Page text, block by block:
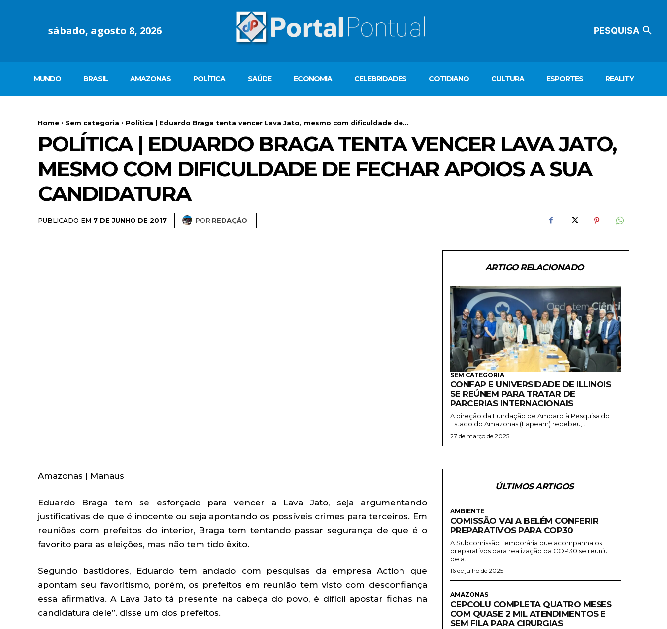
sábado, agosto 8, 2026 PESQUISA
MUNDO BRASIL AMAZONAS POLÍTICA SAÚDE ECONOMIA CELEBRIDADES COTIDIANO CULTURA ESPORTES REALITY
Home Sem categoria Política | Eduardo Braga tenta vencer Lava Jato, mesmo com dificuldade de...
POLÍTICA | EDUARDO BRAGA TENTA VENCER LAVA JATO,
MESMO COM DIFICULDADE DE FECHAR APOIOS A SUA
CANDIDATURA
PUBLICADO EM 7 DE JUNHO DE 2017 POR REDAÇÃO
ARTIGO RELACIONADO
SEM CATEGORIA
CONFAP E UNIVERSIDADE DE ILLINOIS
SE REÚNEM PARA TRATAR DE
PARCERIAS INTERNACIONAIS
A direção da Fundação de Amparo à Pesquisa do
Estado do Amazonas (Fapeam) recebeu,...
27 de março de 2025
Amazonas | Manaus
Eduardo Braga tem se esforçado para vencer a Lava Jato, seja argumentando
justificativas de que é inocente ou seja apontando os possíveis crimes para terceiros. Em
reuniões com prefeitos do interior, Braga tem tentando passar segurança de que é o
favorito para as eleições, mas não tem tido êxito.
Segundo bastidores, Eduardo tem andado com pesquisas da empresa Action que
apontam seu favoritismo, porém, os prefeitos em reunião tem visto com desconfiança
essa afirmativa. A Lava Jato tá presente na cabeça do povo, é difícil apostar fichas na
candidatura dele”. disse um dos prefeitos.
ÚLTIMOS ARTIGOS
AMBIENTE
COMISSÃO VAI A BELÉM CONFERIR
PREPARATIVOS PARA COP30
A Subcomissão Temporária que acompanha os
preparativos para realização da COP30 se reuniu
pela...
16 de julho de 2025
AMAZONAS
CEPCOLU COMPLETA QUATRO MESES
COM QUASE 2 MIL ATENDIMENTOS E
SEM FILA PARA CIRURGIAS